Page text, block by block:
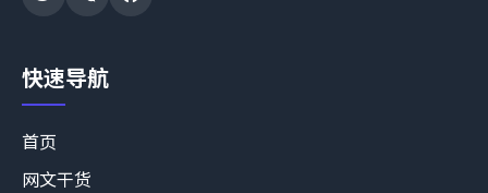
快速导航
首页
网文干货